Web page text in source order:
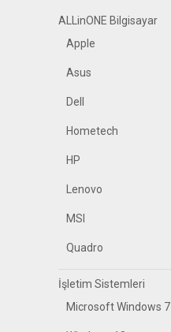
ALLinONE Bilgisayar
Apple
Asus
Dell
Hometech
HP
Lenovo
MSI
Quadro
İşletim Sistemleri
Microsoft Windows 7